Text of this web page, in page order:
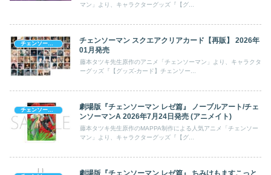
マン」より、キャラクターグッズ『【グ...
チェンソーマン スクエアクリアカード【再販】 2026年
01月発売
藤本タツキ先生原作のアニメ「チェンソーマン」より、キャラクタ
ーグッズ『【グッズ-カード】チェンソー...
劇場版『チェンソーマン レゼ篇』 ノーブルアート/チェ
ンソーマンA 2026年7月24日発売 (アニメイト)
藤本タツキ先生原作のMAPPA制作による人気アニメ「チェンソー
マン」より、キャラクターグッズ『【グ...
劇場版『チェンソーマン レゼ篇』 ちみけもますこっと